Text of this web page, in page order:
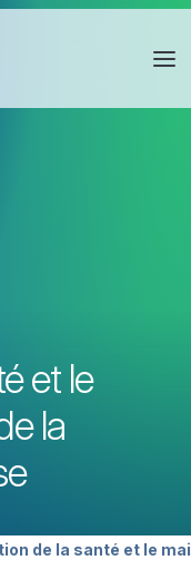
et le
la
de la santé et le